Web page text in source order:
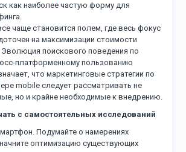
как наиболее частую форму для
чаще становится полем, где весь фокус
на максимизации стоимости
поискового поведения по
платформенному пользованию
что маркетинговые стратегии по
mobile следует рассматривать не
но и крайне необходимые к внедрению.
с самостоятельных исследований
Подумайте о намерениях
оптимизацию существующих